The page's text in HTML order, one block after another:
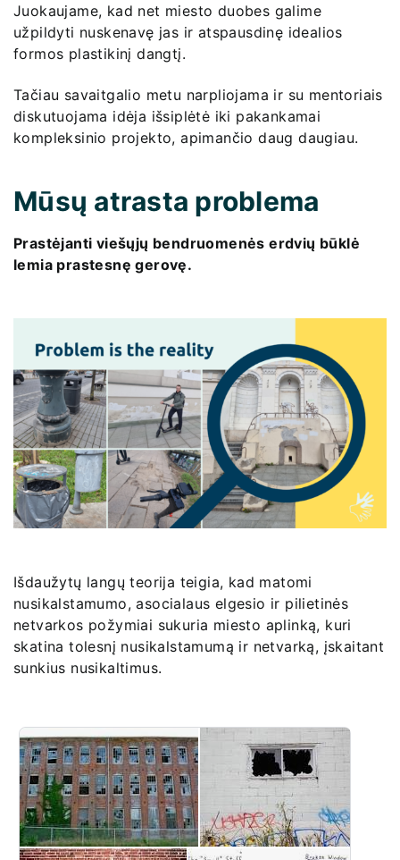
Juokaujame, kad net miesto duobes galime
užpildyti nuskenavę jas ir atspausdinę idealios
formos plastikinį dangtį.
Tačiau savaitgalio metu narpliojama ir su mentoriais
diskutuojama idėja išsiplėtė iki pakankamai
kompleksinio projekto, apimančio daug daugiau.
Mūsų atrasta problema
Prastėjanti viešųjų bendruomenės erdvių būklė
lemia prastesnę gerovę.
Išdaužytų langų teorija teigia, kad matomi
nusikalstamumo, asocialaus elgesio ir pilietinės
netvarkos požymiai sukuria miesto aplinką, kuri
skatina tolesnį nusikalstamumą ir netvarką, įskaitant
sunkius nusikaltimus.